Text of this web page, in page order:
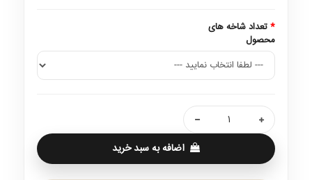
تعداد شاخه های
محصول
اضافه به سبد خرید